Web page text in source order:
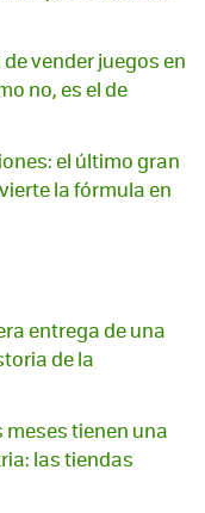
vender juegos en
no, es el de
el último gran
la fórmula en
entrega de una
de la
meses tienen una
las tiendas